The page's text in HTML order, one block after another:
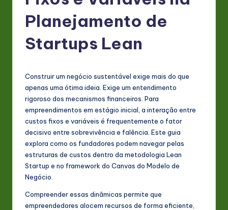
rt
L
Planejamento de
Startups Lean
Construir um negócio sustentável exige mais do que
apenas uma ótima ideia. Exige um entendimento
rigoroso dos mecanismos financeiros. Para
empreendimentos em estágio inicial, a interação entre
custos fixos e variáveis é frequentemente o fator
decisivo entre sobrevivência e falência. Este guia
explora como os fundadores podem navegar pelas
estruturas de custos dentro da metodologia Lean
Startup e no framework do Canvas do Modelo de
Negócio.
Compreender essas dinâmicas permite que
empreendedores alocem recursos de forma eficiente,